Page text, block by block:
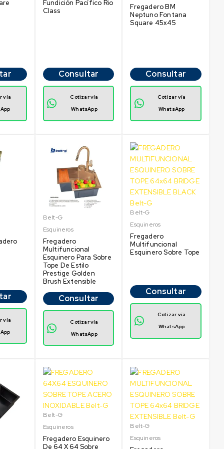
vía
Fundición Pacífico Rio
Class
Consultar
Cotizar vía
WhatsApp
Fregadero BM
Neptuno Fontana
Square 45x45
Consultar
Cotizar vía
WhatsApp
vía
Belt-G
Esquineros
Fregadero
Multifuncional
Esquinero Para Sobre
Tope De Estilo
Prestige Golden
Brush Extensible
Consultar
Cotizar vía
WhatsApp
Belt-G
Esquineros
Fregadero
Multifuncional
Esquinero Sobre Tope
Consultar
Cotizar vía
WhatsApp
Belt-G
Esquineros
Fregadero Esquinero
De 64 X 64 Sobre
Belt-G
Esquineros